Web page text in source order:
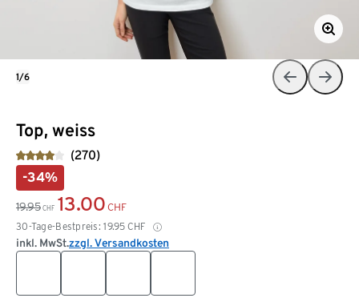
Top, weiss
(270)
-34%
19.95 CHF 13.00 CHF
30-Tage-Bestpreis: 19.95 CHF
inkl. MwSt.zzgl. Versandkosten
1/6